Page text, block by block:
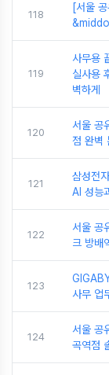
118
[서울
119
사무용
실사용
벽하게
120
서울 공
점 완벽
121
삼성전
AI 성능
122
서울 공
크 방배
123
사무 업
124
서울 공
곡역점